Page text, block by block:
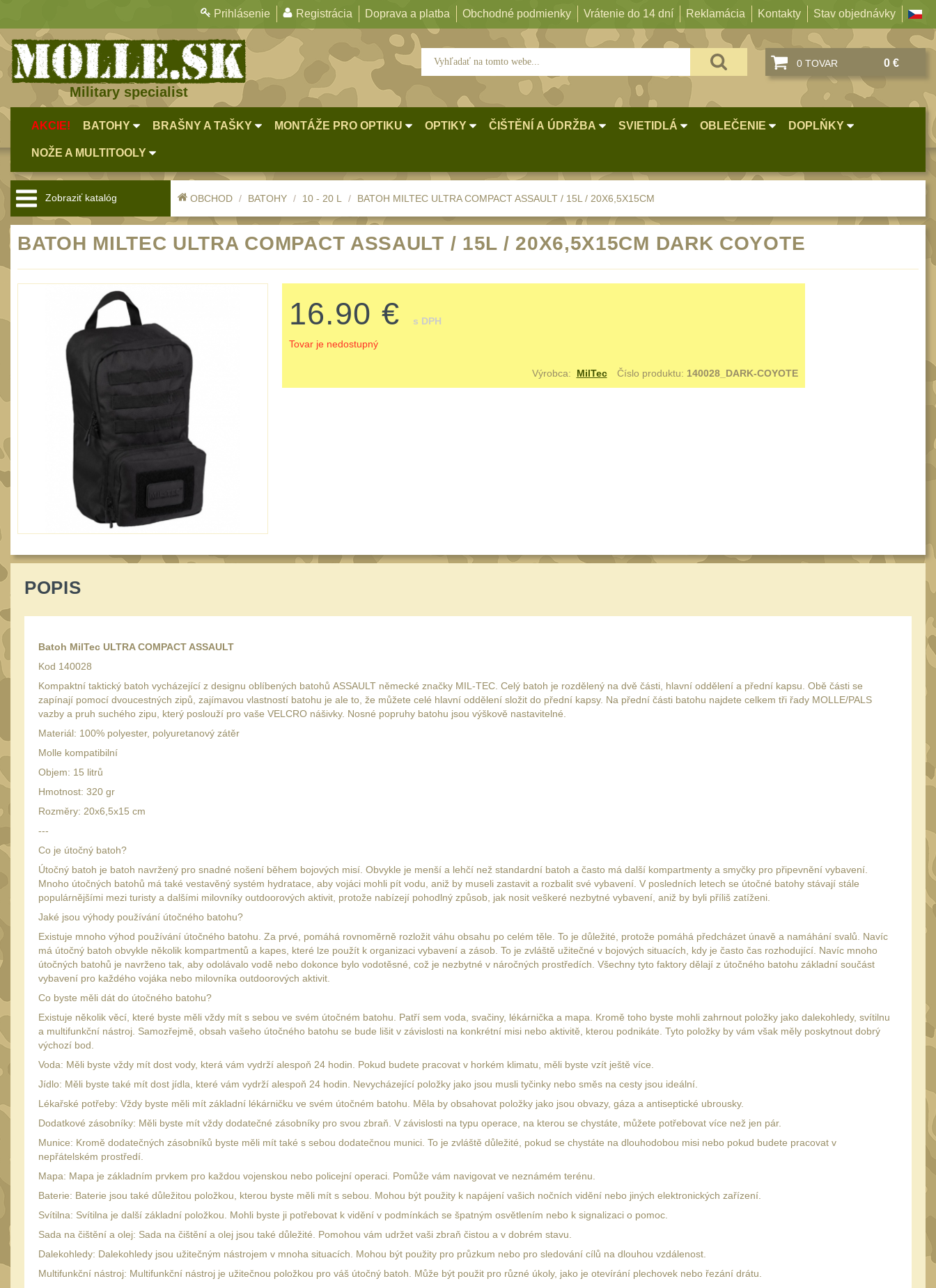
Prihlásenie Registrácia Doprava a platba Obchodné podmienky Vrátenie do 14 dní Reklamácia Kontakty Stav objednávky
Military specialist
0 TOVAR 0 €
AKCIE! BATOHY BRAŠNY A TAŠKY MONTÁŽE PRO OPTIKU OPTIKY ČIŠTĚNÍ A ÚDRŽBA SVIETIDLÁ OBLEČENIE DOPLŇKY
NOŽE A MULTITOOLY
Zobraziť katalóg OBCHOD BATOHY 10 - 20 L BATOH MILTEC ULTRA COMPACT ASSAULT / 15L / 20X6,5X15CM
BATOH MILTEC ULTRA COMPACT ASSAULT / 15L / 20X6,5X15CM DARK COYOTE
16.90 € s DPH
Tovar je nedostupný
Výrobca: MilTec Číslo produktu: 140028_DARK-COYOTE
POPIS
Batoh MilTec ULTRA COMPACT ASSAULT
Kod 140028
Kompaktní taktický batoh vycházející z designu oblíbených batohů ASSAULT německé značky MIL-TEC. Celý batoh je rozdělený na dvě části, hlavní oddělení a přední kapsu. Obě části se
zapínají pomocí dvoucestných zipů, zajímavou vlastností batohu je ale to, že můžete celé hlavní oddělení složit do přední kapsy. Na přední části batohu najdete celkem tři řady MOLLE/PALS
vazby a pruh suchého zipu, který poslouží pro vaše VELCRO nášivky. Nosné popruhy batohu jsou výškově nastavitelné.
Materiál: 100% polyester, polyuretanový zátěr
Molle kompatibilní
Objem: 15 litrů
Hmotnost: 320 gr
Rozměry: 20x6,5x15 cm
---
Co je útočný batoh?
Útočný batoh je batoh navržený pro snadné nošení během bojových misí. Obvykle je menší a lehčí než standardní batoh a často má další kompartmenty a smyčky pro připevnění vybavení.
Mnoho útočných batohů má také vestavěný systém hydratace, aby vojáci mohli pít vodu, aniž by museli zastavit a rozbalit své vybavení. V posledních letech se útočné batohy stávají stále
populárnějšími mezi turisty a dalšími milovníky outdoorových aktivit, protože nabízejí pohodlný způsob, jak nosit veškeré nezbytné vybavení, aniž by byli příliš zatíženi.
Jaké jsou výhody používání útočného batohu?
Existuje mnoho výhod používání útočného batohu. Za prvé, pomáhá rovnoměrně rozložit váhu obsahu po celém těle. To je důležité, protože pomáhá předcházet únavě a namáhání svalů. Navíc
má útočný batoh obvykle několik kompartmentů a kapes, které lze použít k organizaci vybavení a zásob. To je zvláště užitečné v bojových situacích, kdy je často čas rozhodující. Navíc mnoho
útočných batohů je navrženo tak, aby odolávalo vodě nebo dokonce bylo vodotěsné, což je nezbytné v náročných prostředích. Všechny tyto faktory dělají z útočného batohu základní součást
vybavení pro každého vojáka nebo milovníka outdoorových aktivit.
Co byste měli dát do útočného batohu?
Existuje několik věcí, které byste měli vždy mít s sebou ve svém útočném batohu. Patří sem voda, svačiny, lékárnička a mapa. Kromě toho byste mohli zahrnout položky jako dalekohledy, svítilnu
a multifunkční nástroj. Samozřejmě, obsah vašeho útočného batohu se bude lišit v závislosti na konkrétní misi nebo aktivitě, kterou podnikáte. Tyto položky by vám však měly poskytnout dobrý
výchozí bod.
Voda: Měli byste vždy mít dost vody, která vám vydrží alespoň 24 hodin. Pokud budete pracovat v horkém klimatu, měli byste vzít ještě více.
Jídlo: Měli byste také mít dost jídla, které vám vydrží alespoň 24 hodin. Nevycházející položky jako jsou musli tyčinky nebo směs na cesty jsou ideální.
Lékařské potřeby: Vždy byste měli mít základní lékárničku ve svém útočném batohu. Měla by obsahovat položky jako jsou obvazy, gáza a antiseptické ubrousky.
Dodatkové zásobníky: Měli byste mít vždy dodatečné zásobníky pro svou zbraň. V závislosti na typu operace, na kterou se chystáte, můžete potřebovat více než jen pár.
Munice: Kromě dodatečných zásobníků byste měli mít také s sebou dodatečnou munici. To je zvláště důležité, pokud se chystáte na dlouhodobou misi nebo pokud budete pracovat v
nepřátelském prostředí.
Mapa: Mapa je základním prvkem pro každou vojenskou nebo policejní operaci. Pomůže vám navigovat ve neznámém terénu.
Baterie: Baterie jsou také důležitou položkou, kterou byste měli mít s sebou. Mohou být použity k napájení vašich nočních vidění nebo jiných elektronických zařízení.
Svítilna: Svítilna je další základní položkou. Mohli byste ji potřebovat k vidění v podmínkách se špatným osvětlením nebo k signalizaci o pomoc.
Sada na čištění a olej: Sada na čištění a olej jsou také důležité. Pomohou vám udržet vaši zbraň čistou a v dobrém stavu.
Dalekohledy: Dalekohledy jsou užitečným nástrojem v mnoha situacích. Mohou být použity pro průzkum nebo pro sledování cílů na dlouhou vzdálenost.
Multifunkční nástroj: Multifunkční nástroj je užitečnou položkou pro váš útočný batoh. Může být použit pro různé úkoly, jako je otevírání plechovek nebo řezání drátu.